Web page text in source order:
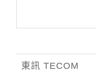
東訊 TECOM